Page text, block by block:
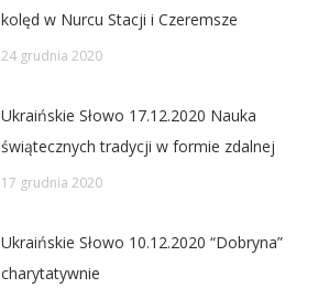
kolęd w Nurcu Stacji i Czeremsze
24 grudnia 2020
Ukraińskie Słowo 17.12.2020 Nauka
świątecznych tradycji w formie zdalnej
17 grudnia 2020
Ukraińskie Słowo 10.12.2020 “Dobryna”
charytatywnie